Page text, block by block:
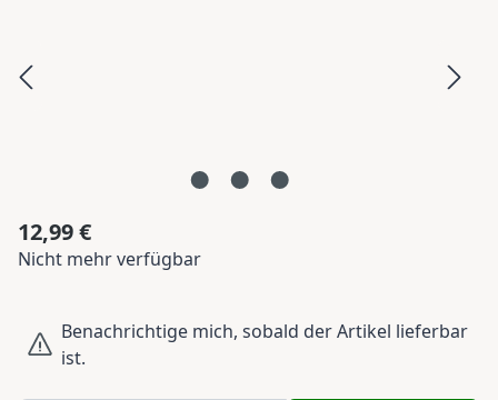
Regulärer Preis:
12,99 €
Nicht mehr verfügbar
Benachrichtige mich, sobald der Artikel lieferbar
ist.